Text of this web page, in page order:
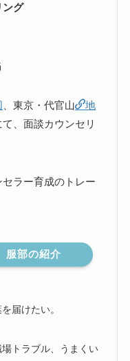
ング
、東京・代官山
地
、面談カウンセリ
ラー育成のトレー
服部の紹介
届けたい。
場トラブル、うまくい